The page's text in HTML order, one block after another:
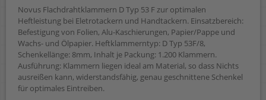
Novus Flachdrahtklammern D Typ 53 F zur optimalen
Heftleistung bei Eletrotackern und Handtackern. Einsatzbereich:
Befestigung von Folien, Alu-Kaschierungen, Papier/Pappe und
Wachs- und Ölpapier. Heftklammerntyp: D Typ 53F/8,
Schenkellänge: 8mm, Inhalt je Packung: 1.200 Klammern.
Ausführung: Klammern liegen ideal am Material, so dass Nichts
ausreißen kann, widerstandsfähig, genau geschnittene Schenkel
für optimales Eintreiben.